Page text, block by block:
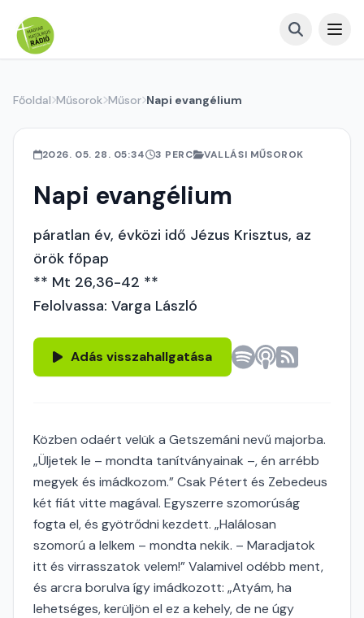
Főoldal Műsorok Műsor Napi evangélium
2026. 05. 28. 05:34 3 PERC VALLÁSI MŰSOROK
Napi evangélium
páratlan év, évközi idő Jézus Krisztus, az
örök főpap
** Mt 26,36-42 **
Felolvassa: Varga László
Adás visszahallgatása
Közben odaért velük a Getszemáni nevű majorba.
„Üljetek le – mondta tanítványainak –, én arrébb
megyek és imádkozom.” Csak Pétert és Zebedeus
két fiát vitte magával. Egyszerre szomorúság
fogta el, és gyötrődni kezdett. „Halálosan
szomorú a lelkem – mondta nekik. – Maradjatok
itt és virrasszatok velem!” Valamivel odébb ment,
és arcra borulva így imádkozott: „Atyám, ha
lehetséges, kerüljön el ez a kehely, de ne úgy